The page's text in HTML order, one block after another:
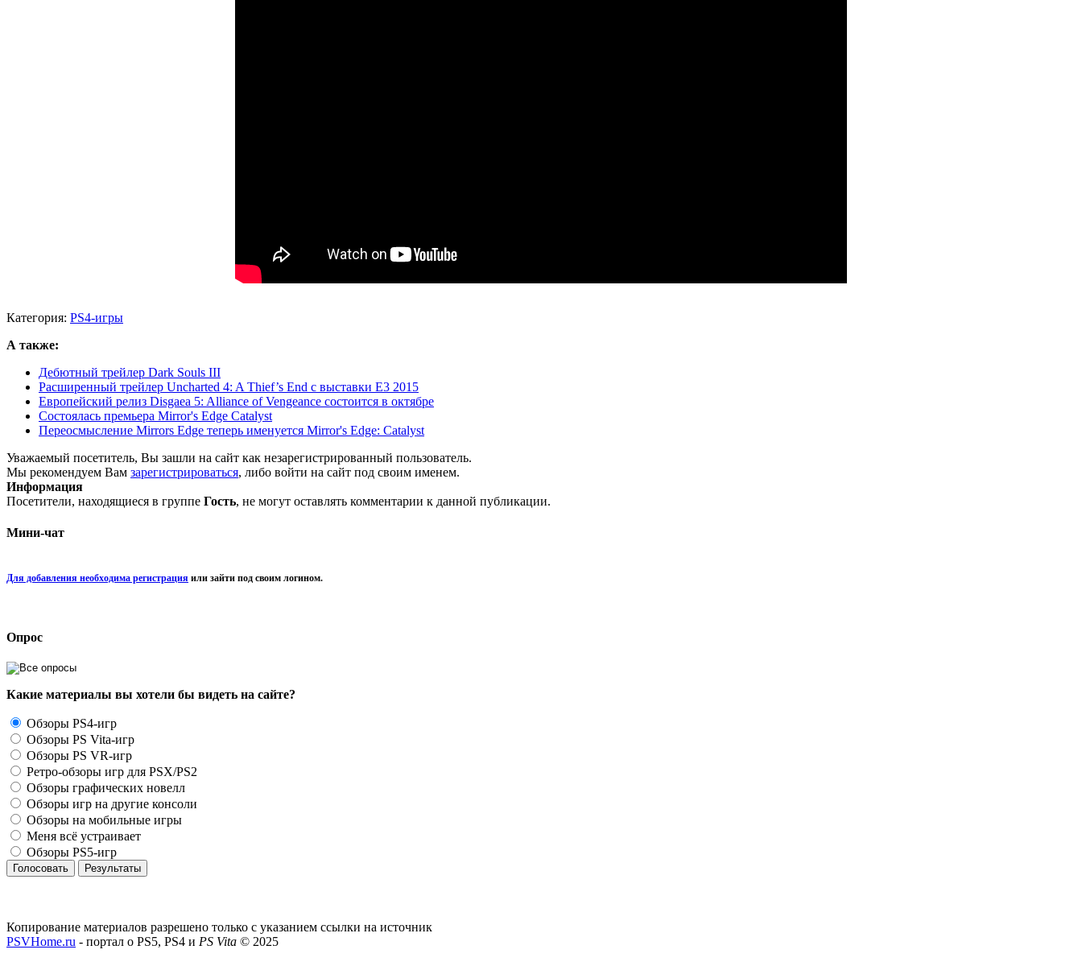
Категория: PS4-игры
А также:
Дебютный трейлер Dark Souls III
Расширенный трейлер Uncharted 4: A Thief’s End с выставки E3 2015
Европейский релиз Disgaea 5: Alliance of Vengeance состоится в октябре
Состоялась премьера Mirror's Edge Catalyst
Переосмысление Mirrors Edge теперь именуется Mirror's Edge: Catalyst
Уважаемый посетитель, Вы зашли на сайт как незарегистрированный пользователь.
Мы рекомендуем Вам зарегистрироваться, либо войти на сайт под своим именем.
Информация
Посетители, находящиеся в группе Гость, не могут оставлять комментарии к данной публикации.
Мини-чат
Для добавления необходима регистрация или зайти под своим логином.
Опрос
Какие материалы вы хотели бы видеть на сайте?
Обзоры PS4-игр
Обзоры PS Vita-игр
Обзоры PS VR-игр
Ретро-обзоры игр для PSX/PS2
Обзоры графических новелл
Обзоры игр на другие консоли
Обзоры на мобильные игры
Меня всё устраивает
Обзоры PS5-игр
Голосовать Результаты
Копирование материалов разрешено только с указанием ссылки на источник
PSVHome.ru - портал о PS5, PS4 и PS Vita © 2025